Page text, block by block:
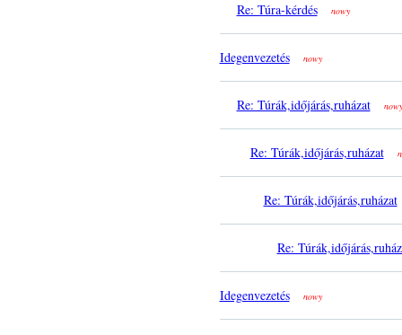
Re: Túra-kérdés nowy
Idegenvezetés nowy
Re: Túrák,időjárás,ruházat nowy
Re: Túrák,időjárás,ruházat
Re: Túrák,időjárás,ruházat
Re:
Idegenvezetés nowy